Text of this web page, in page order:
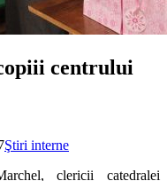
centrului
Ştiri interne
clericii catedralei